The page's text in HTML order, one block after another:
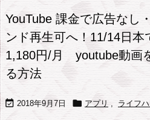
YouTube 課金で広告なし
ンド再生可へ！11/14日本
1,180円/月 youtube動画
る方法
 2018年9月7日  アプリ ライフ